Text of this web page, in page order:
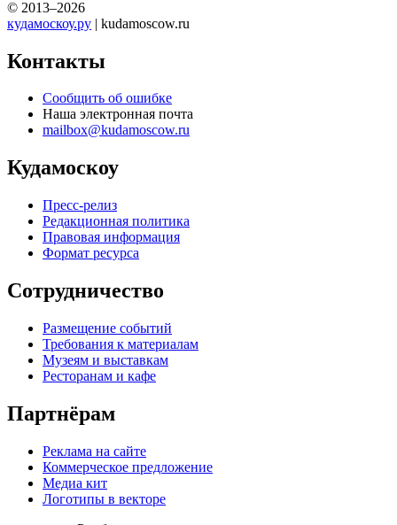
© 2013–2026
кудамоскоу.ру | kudamoscow.ru
Контакты
Сообщить об ошибке
Наша электронная почта
mailbox@kudamoscow.ru
Кудамоскоу
Пресс-релиз
Редакционная политика
Правовая информация
Формат ресурса
Сотрудничество
Размещение событий
Требования к материалам
Музеям и выставкам
Ресторанам и кафе
Партнёрам
Реклама на сайте
Коммерческое предложение
Медиа кит
Логотипы в векторе